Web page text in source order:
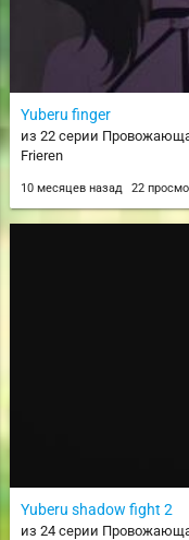
Yuberu finger
из 22 серии
Frieren
10 месяцев назад 22
Yuberu shadow fight 2
из 24 серии